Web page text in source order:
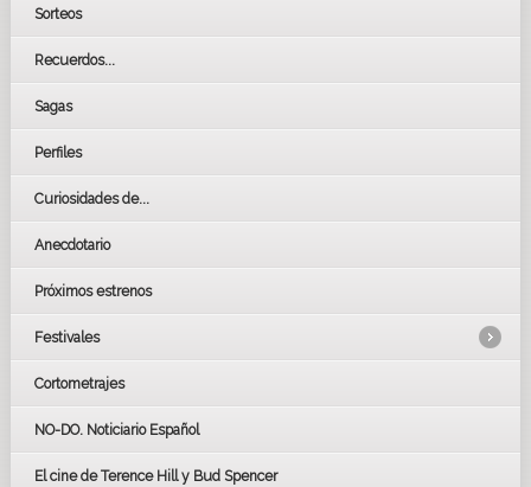
Sorteos
Recuerdos...
Sagas
Perfiles
Curiosidades de...
Anecdotario
Próximos estrenos
Festivales
LOS OSCARS
GOYAS
BAFTA
Cortometrajes
NO-DO. Noticiario Español
El cine de Terence Hill y Bud Spencer